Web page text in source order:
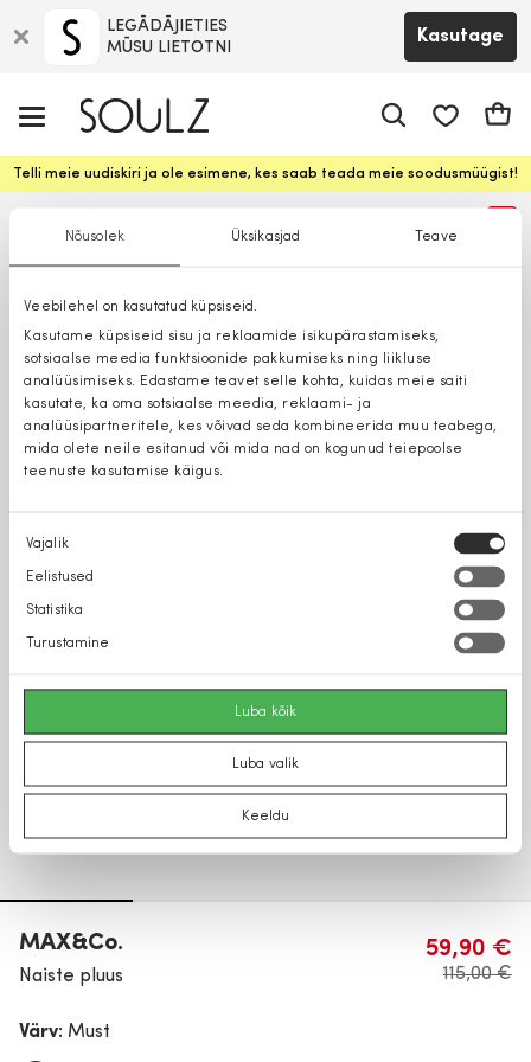
Nõusolek Üksikasjad Teave
Veebilehel on kasutatud küpsiseid.
Kasutame küpsiseid sisu ja reklaamide isikupärastamiseks,
sotsiaalse meedia funktsioonide pakkumiseks ning liikluse
analüüsimiseks. Edastame teavet selle kohta, kuidas meie saiti
kasutate, ka oma sotsiaalse meedia, reklaami- ja
analüüsipartneritele, kes võivad seda kombineerida muu teabega,
mida olete neile esitanud või mida nad on kogunud teiepoolse
teenuste kasutamise käigus.
Nõusoleku
valik
Vajalik
Eelistused
Statistika
Turustamine
Luba kõik
Luba valik
Keeldu
LEGĀDĀJIETIES
MŪSU LIETOTNI
Kasutage
Telli meie uudiskiri ja ole esimene, kes saab teada meie soodusmüügist!
MAX&Co.
Naiste pluus
59,90 €
115,00 €
Värv: Must